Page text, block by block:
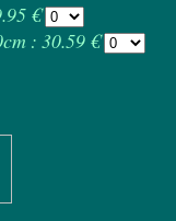
€
: 30.59 €